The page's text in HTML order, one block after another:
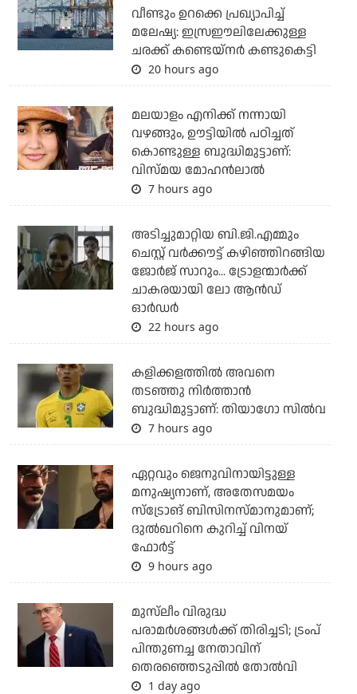
വീണ്ടും ഉറക്കെ പ്രഖ്യാപിച്ച്
മലേഷ്യ: ഇസ്രഈലിലേക്കുള്ള
ചരക്ക് കണ്ടെയ്‌നര്‍ കണ്ടുകെട്ടി
20 hours ago
മലയാളം എനിക്ക് നന്നായി
വഴങ്ങും, ഊട്ടിയില്‍ പഠിച്ചത്
കൊണ്ടുള്ള ബുദ്ധിമുട്ടാണ്:
വിസ്മയ മോഹന്‍ലാല്‍
7 hours ago
അടിച്ചുമാറ്റിയ ബി.ജി.എമ്മും
ചെസ്റ്റ് വര്‍ക്കൗട്ട് കഴിഞ്ഞിറങ്ങിയ
ജോര്‍ജ് സാറും... ട്രോളന്മാര്‍ക്ക്
ചാകരയായി ലോ ആന്‍ഡ്
ഓര്‍ഡര്‍
22 hours ago
കളിക്കളത്തില്‍ അവനെ
തടഞ്ഞു നിര്‍ത്താന്‍
ബുദ്ധിമുട്ടാണ്: തിയാഗോ സില്‍വ
7 hours ago
ഏറ്റവും ജെനുവിനായിട്ടുള്ള
മനുഷ്യനാണ്, അതേസമയം
സ്‌ട്രോങ് ബിസിനസ്മാനുമാണ്;
ദുല്‍ഖറിനെ കുറിച്ച് വിനയ്
ഫോര്‍ട്ട്
9 hours ago
മുസ്‌ലീം വിരുദ്ധ
പരാമര്‍ശങ്ങള്‍ക്ക് തിരിച്ചടി; ട്രംപ്
പിന്തുണച്ച നേതാവിന്
തെരഞ്ഞെടുപ്പില്‍ തോല്‍വി
1 day ago